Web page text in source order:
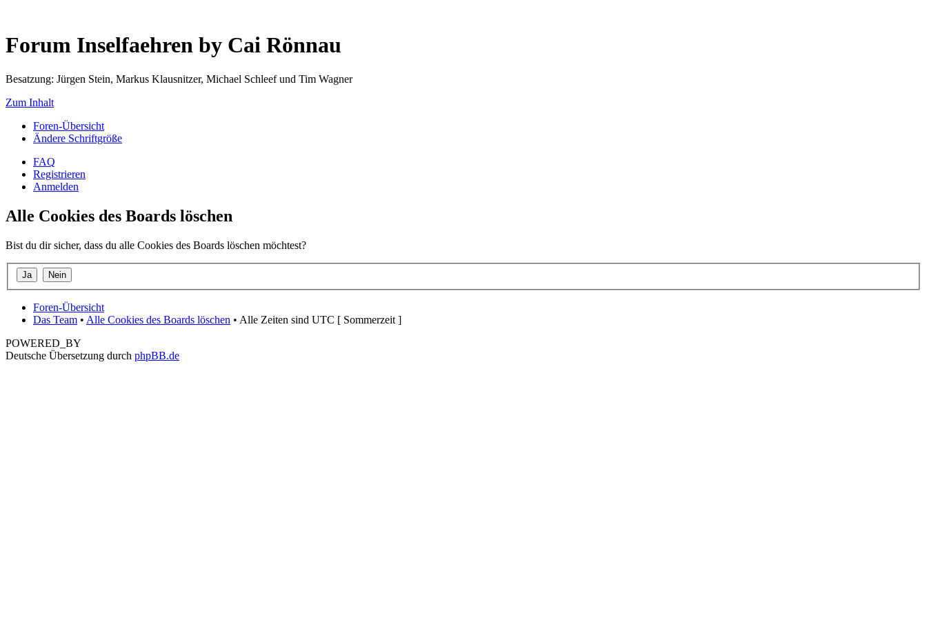
Forum Inselfaehren by Cai Rönnau
Besatzung: Jürgen Stein, Markus Klausnitzer, Michael Schleef und Tim Wagner
Zum Inhalt
Foren-Übersicht
Ändere Schriftgröße
FAQ
Registrieren
Anmelden
Alle Cookies des Boards löschen
Bist du dir sicher, dass du alle Cookies des Boards löschen möchtest?
Foren-Übersicht
Das Team • Alle Cookies des Boards löschen • Alle Zeiten sind UTC [ Sommerzeit ]
POWERED_BY
Deutsche Übersetzung durch phpBB.de